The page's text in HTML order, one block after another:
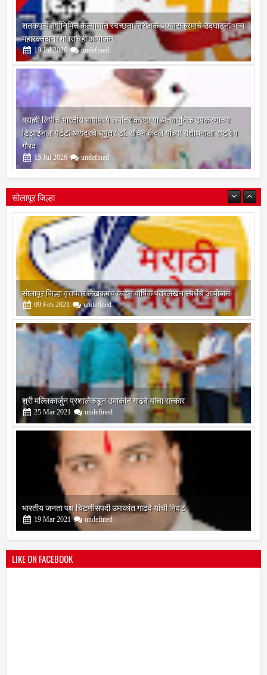
शतकपूर्ती वर्षानिमित्त कल्याणात स्वच्छता निरीक्षक अभ्यासक्रमाचे उद्घाटन; भव्य
महारक्तदान शिबिराचेही आयोजन
19 Jul 2026 undefined
ब्राह्मी लिपीचे भारतीय भाषांमध्ये रूपांतर करणाऱ्या अत्याधुनिक उपकरणाच्या
डिझाईनला पेटंट; अणदूरचे सुपुत्र डॉ. सचिन कंदले यांच्या संशोधनाला राष्ट्रीय
गौरव
15 Jul 2026 undefined
सोलापूर जिल्हा
सोलापूर जिल्हा वृत्तपत्र लेखकमंच कडून वार्षिक पत्रलेखन स्पर्धेचे आयोजन
09 Feb 2021 undefined
श्री मल्लिकार्जुन प्रशालेकडून उमाकांत गाढवे यांचा सत्कार
25 Mar 2021 undefined
भारतीय जनता पक्ष चिटणीसपदी उमाकांत गाढवे यांची निवड
19 Mar 2021 undefined
LIKE ON FACEBOOK